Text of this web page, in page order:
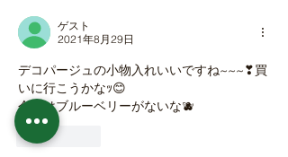
ゲスト
2021年8月29日
デコパージュの小物入れいいですね~~~❣買
いに行こうかなｯ😊
今日はブルーベリーがないな🫐
いいね！